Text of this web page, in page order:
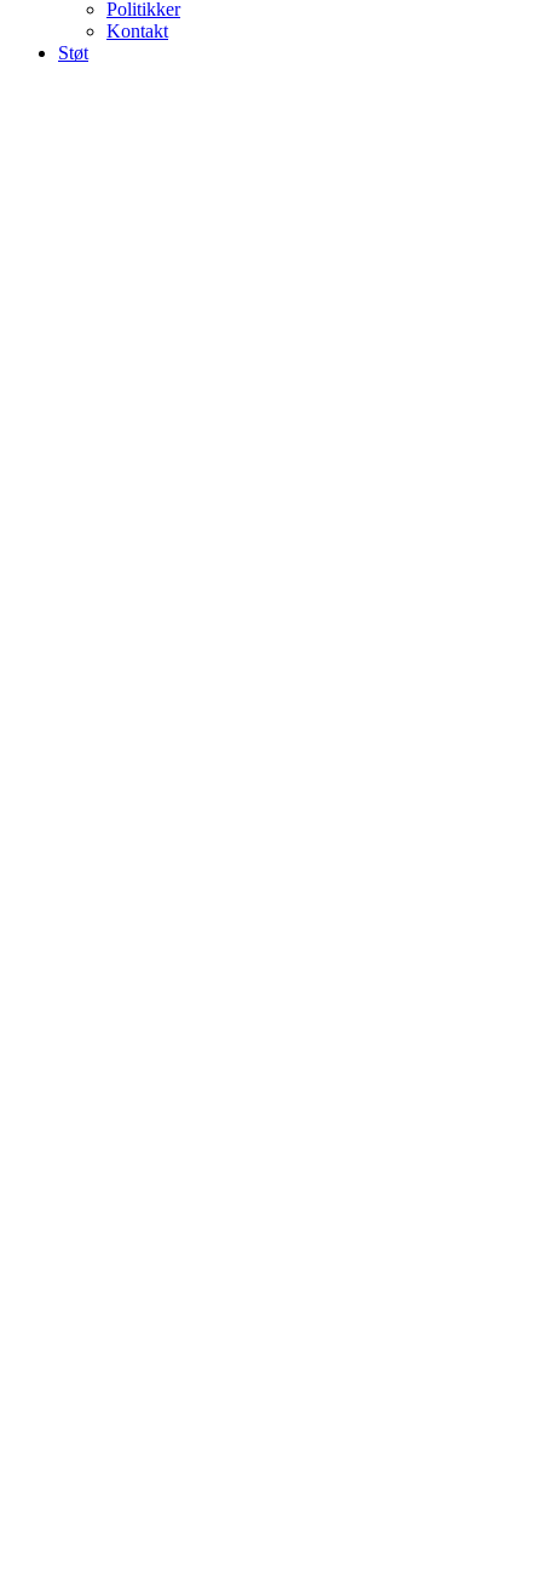
Politikker
Kontakt
Støt